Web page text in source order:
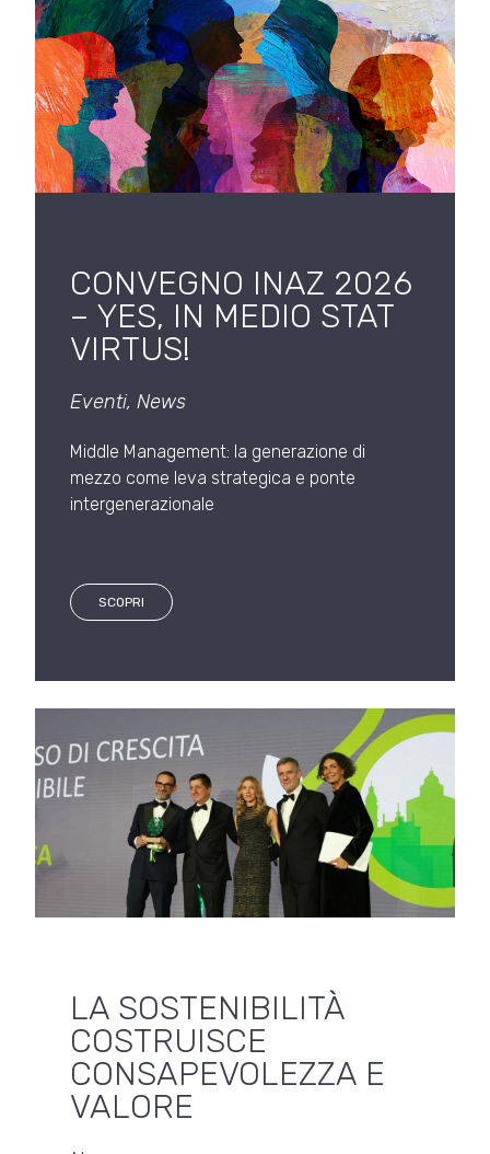
CONVEGNO INAZ 2026
– YES, IN MEDIO STAT
VIRTUS!
Eventi, News
Middle Management: la generazione di
mezzo come leva strategica e ponte
intergenerazionale
SCOPRI
LA SOSTENIBILITÀ
COSTRUISCE
CONSAPEVOLEZZA E
VALORE